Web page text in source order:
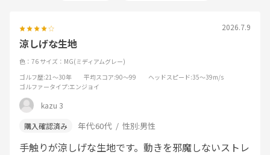
2026.7.9
涼しげな生地
色：76 サイズ：MG(ミディアムグレー)
ゴルフ歴:21～30年 平均スコア:90～99 ヘッドスピード:35～39m/s
ゴルファータイプ:エンジョイ
kazu 3
年代:60代 性別:男性
手触りが涼しげな生地です。動きを邪魔しないストレ